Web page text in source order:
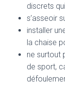
discrets
s’asseoir
installer
la chaise
ne surtout
de sport,